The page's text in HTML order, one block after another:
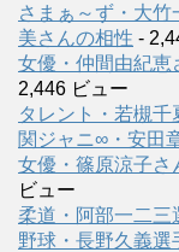
さまぁ～ず・大
美さんの相性 -
女優・仲間由紀恵
2,446 ビュー
タレント・若槻千
関ジャニ∞・安田
女優・篠原涼子さ
ビュー
柔道・阿部一二三
野球・長野久義選